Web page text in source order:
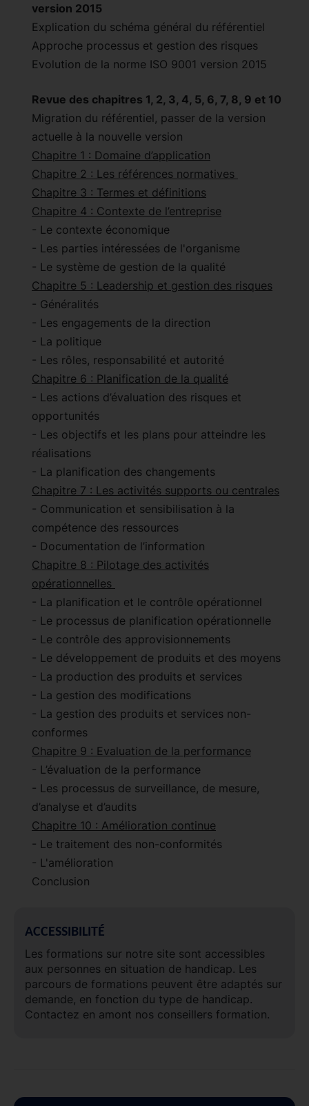
version 2015
Explication du schéma général du référentiel
Approche processus et gestion des risques
Evolution de la norme ISO 9001 version 2015
Revue des chapitres 1, 2, 3, 4, 5, 6, 7, 8, 9 et 10
Migration du référentiel, passer de la version
actuelle à la nouvelle version
Chapitre 1 : Domaine d’application
Chapitre 2 : Les références normatives
Chapitre 3 : Termes et définitions
Chapitre 4 : Contexte de l’entreprise
- Le contexte économique
- Les parties intéressées de l'organisme
- Le système de gestion de la qualité
Chapitre 5 : Leadership et gestion des risques
- Généralités
- Les engagements de la direction
- La politique
- Les rôles, responsabilité et autorité
Chapitre 6 : Planification de la qualité
- Les actions d’évaluation des risques et
opportunités
- Les objectifs et les plans pour atteindre les
réalisations
- La planification des changements
Chapitre 7 : Les activités supports ou centrales
- Communication et sensibilisation à la
compétence des ressources
- Documentation de l’information
Chapitre 8 : Pilotage des activités
opérationnelles
- La planification et le contrôle opérationnel
- Le processus de planification opérationnelle
- Le contrôle des approvisionnements
- Le développement de produits et des moyens
- La production des produits et services
- La gestion des modifications
- La gestion des produits et services non-
conformes
Chapitre 9 : Evaluation de la performance
- L’évaluation de la performance
- Les processus de surveillance, de mesure,
d’analyse et d’audits
Chapitre 10 : Amélioration continue
- Le traitement des non-conformités
- L'amélioration
Conclusion
ACCESSIBILITÉ
Les formations sur notre site sont accessibles
aux personnes en situation de handicap. Les
parcours de formations peuvent être adaptés sur
demande, en fonction du type de handicap.
Contactez en amont nos conseillers formation.